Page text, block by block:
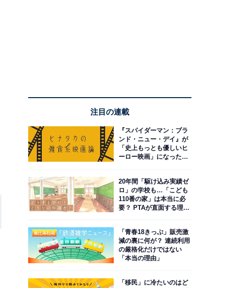
注目の連載
『スパイダーマン：ブラ
ンド・ニュー・デイ』が
「史上もっとも優しいヒ
ーロー映画」になった理
20年間「駆け込み実績ゼ
ロ」の学校も…「こども
110番の家」は本当に必
要？ PTAが直面する理想
「青春18きっぷ」販売激
減の裏に何が？ 連続利用
の厳格化だけではない
「本当の理由」
「移民」に冷たいのはど